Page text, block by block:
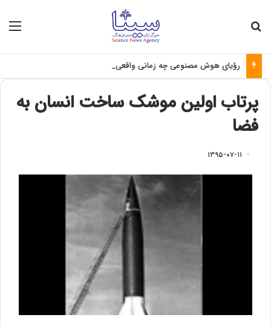
رؤیای هوش مصنوعی چه زمانی واقعی می‌شود؟
پرتاب اولین موشک ساخت انسان به
فضا
۱۳۹۵-۰۷-۱۱